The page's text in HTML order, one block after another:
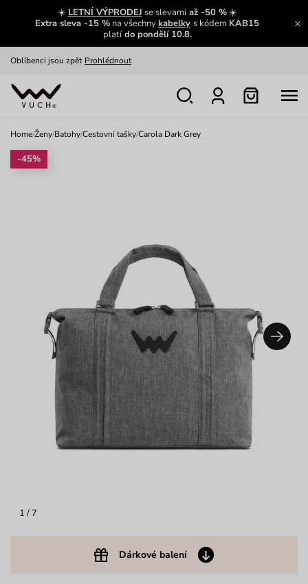
☀️ LETNÍ VÝPRODEJ se slevamiaž -50 %☀️
Extra sleva -15 % na všechnykabelky s kódem KAB15
platído pondělí 10.8.
Výměna a vrácení zdarma Zobrazit
Prohlédnout
Nech se inspirovat Ukázat
Home/Ženy/Batohy/Cestovní tašky/Carola Dark Grey
1 / 7
Dárkové balení
-45%